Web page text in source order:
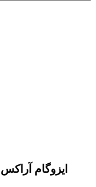
ایزوگام آراکس